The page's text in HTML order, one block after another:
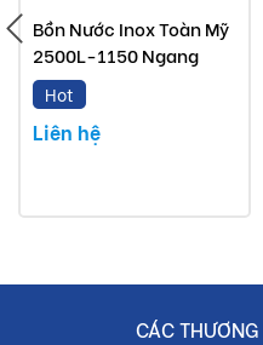
Bồn nước inox Toàn
phẩm chính hãng.
Hoàn tiền nếu phát hiện
Bồn Nước Inox Toàn Mỹ
2500L-1150 Ngang
Hot
Liên hệ
CÁC